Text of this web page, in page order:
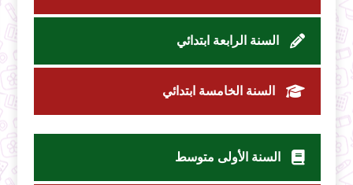
السنة الرابعة ابتدائي
السنة الخامسة ابتدائي
السنة الأولى متوسط